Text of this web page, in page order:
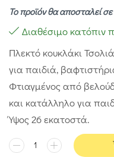
Το προϊόν θα αποσταλεί
Διαθέσιμο κατόπιν
Πλεκτό κουκλάκι
για παιδιά,
Φτιαγμένος από
και κατάλληλο για
Ύψος 26 εκατοστά.